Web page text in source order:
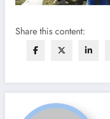
Share this content: